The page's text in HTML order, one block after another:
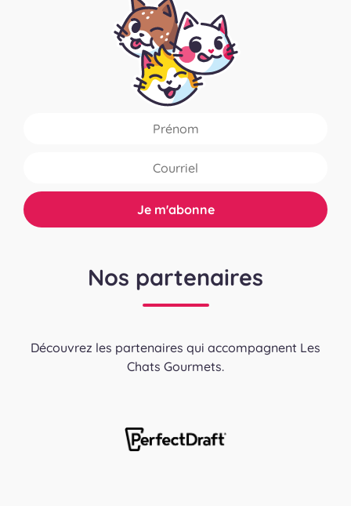
Nos partenaires
Découvrez les partenaires qui accompagnent Les
Chats Gourmets.